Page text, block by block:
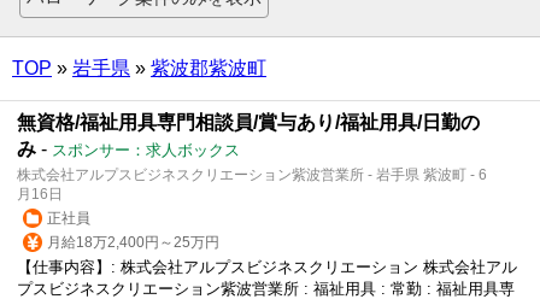
TOP » 岩手県 » 紫波郡紫波町
無資格/福祉用具専門相談員/賞与あり/福祉用具/日勤の
み - スポンサー：求人ボックス
株式会社アルプスビジネスクリエーション紫波営業所 - 岩手県 紫波町 - 6
月16日
正社員
月給18万2,400円～25万円
【仕事内容】: 株式会社アルプスビジネスクリエーション 株式会社アル
プスビジネスクリエーション紫波営業所 : 福祉用具 : 常勤 : 福祉用具専